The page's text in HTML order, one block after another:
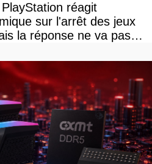
réagit
sur l'arrêt des jeux
la réponse ne va pas